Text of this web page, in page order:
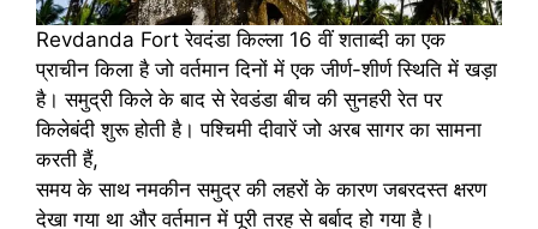
Revdanda Fort रेवदंडा किल्ला 16 वीं शताब्दी का एक
प्राचीन किला है जो वर्तमान दिनों में एक जीर्ण-शीर्ण स्थिति में खड़ा
है। समुद्री किले के बाद से रेवडंडा बीच की सुनहरी रेत पर
किलेबंदी शुरू होती है। पश्चिमी दीवारें जो अरब सागर का सामना
करती हैं,
समय के साथ नमकीन समुद्र की लहरों के कारण जबरदस्त क्षरण
देखा गया था और वर्तमान में पूरी तरह से बर्बाद हो गया है।